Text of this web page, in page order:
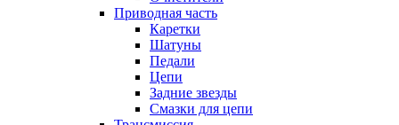
Приводная часть
Каретки
Шатуны
Педали
Цепи
Задние звезды
Смазки для цепи